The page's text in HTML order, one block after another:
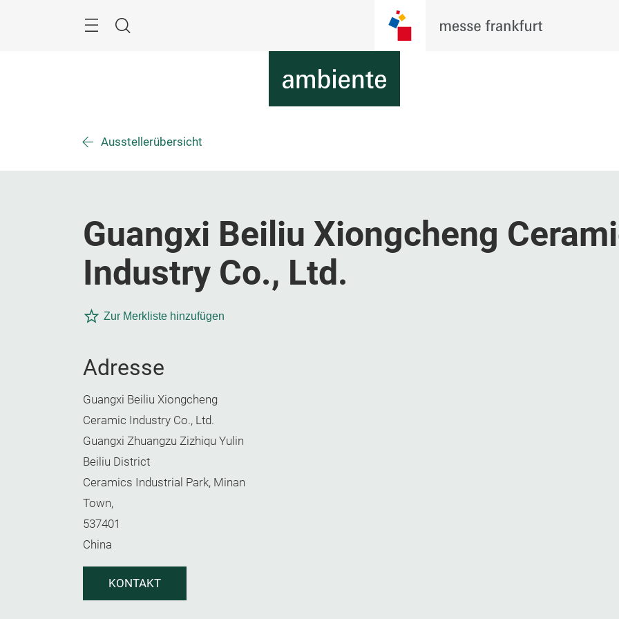
Suche
Ausstellerübersicht
Guangxi Beiliu Xiongcheng
Industry Co., Ltd.
Zur Merkliste hinzufügen
Adresse
Guangxi Beiliu Xiongcheng
Ceramic Industry Co., Ltd.
Guangxi Zhuangzu Zizhiqu Yulin
Beiliu District
Ceramics Industrial Park, Minan
Town,
537401
China
KONTAKT